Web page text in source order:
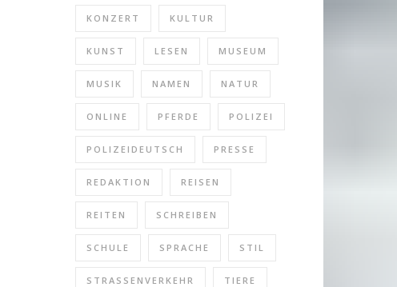
KONZERT KULTUR
KUNST LESEN MUSEUM
MUSIK NAMEN NATUR
ONLINE PFERDE POLIZEI
POLIZEIDEUTSCH PRESSE
REDAKTION REISEN
REITEN SCHREIBEN
SCHULE SPRACHE STIL
STRASSENVERKEHR TIERE